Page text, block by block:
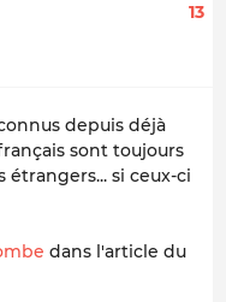
13
depuis déjà
sont toujours
étrangers... si ceux-ci
dans l'article du